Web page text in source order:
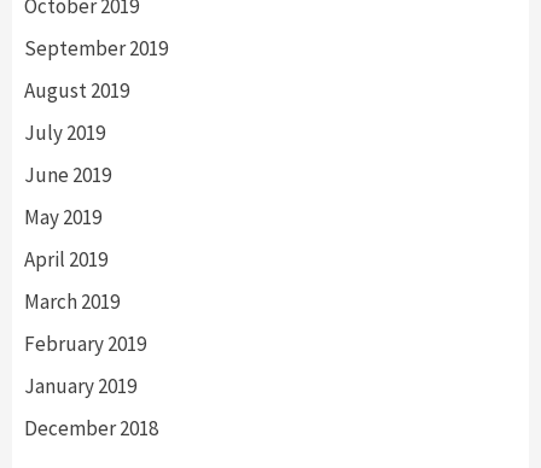
October 2019
September 2019
August 2019
July 2019
June 2019
May 2019
April 2019
March 2019
February 2019
January 2019
December 2018